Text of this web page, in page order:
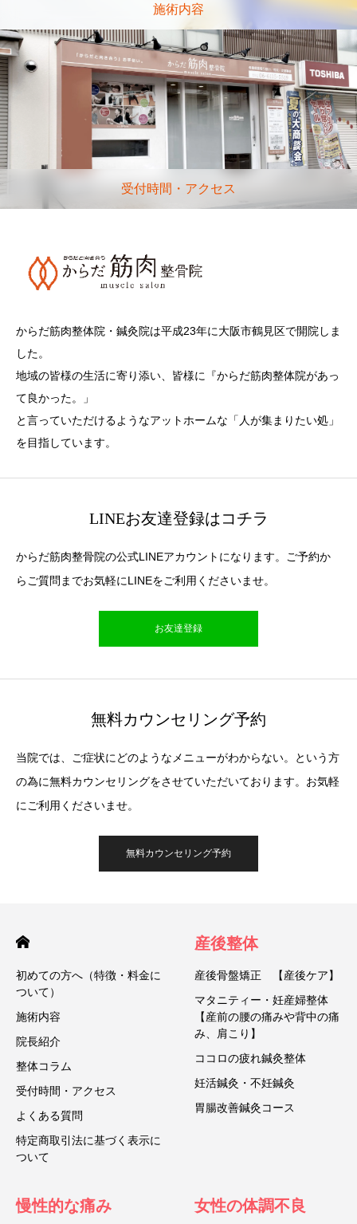
施術内容
受付時間・アクセス
からだ筋肉整体院・鍼灸院は平成23年に大阪市鶴見区で開院しま
した。
地域の皆様の生活に寄り添い、皆様に『からだ筋肉整体院があっ
て良かった。」
と言っていただけるようなアットホームな「人が集まりたい処」
を目指しています。
LINEお友達登録はコチラ
からだ筋肉整骨院の公式LINEアカウントになります。ご予約か
らご質問までお気軽にLINEをご利用くださいませ。
お友達登録
無料カウンセリング予約
当院では、ご症状にどのようなメニューがわからない。という方
の為に無料カウンセリングをさせていただいております。お気軽
にご利用くださいませ。
無料カウンセリング予約
初めての方へ（特徴・料金に
ついて）
施術内容
院長紹介
整体コラム
受付時間・アクセス
よくある質問
特定商取引法に基づく表示に
ついて
産後整体
産後骨盤矯正 【産後ケア】
マタニティー・妊産婦整体
【産前の腰の痛みや背中の痛
み、肩こり】
ココロの疲れ鍼灸整体
妊活鍼灸・不妊鍼灸
胃腸改善鍼灸コース
慢性的な痛み 女性の体調不良